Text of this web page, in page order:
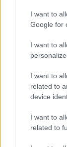
I want to
Google for
I want to
I want to
related to
device
I want to
related to
I